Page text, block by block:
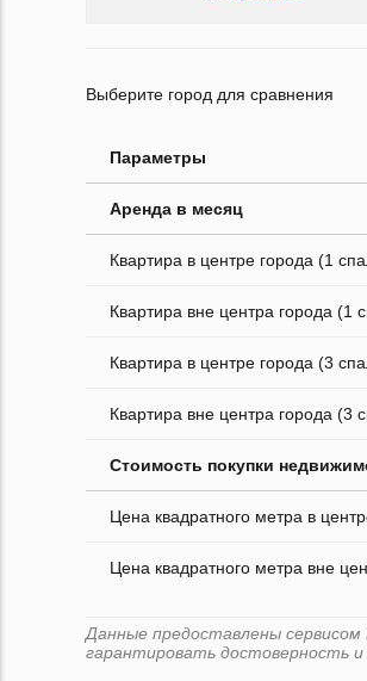
Выберите город для сравнения
Параметры
Аренда в месяц
Квартира в центре города (1
Квартира вне центра города (1
Квартира в центре города (3
Квартира вне центра города (3
Стоимость покупки
Цена квадратного метра в
Цена квадратного метра вне
Данные предоставлены сервисом
гарантировать достоверность и